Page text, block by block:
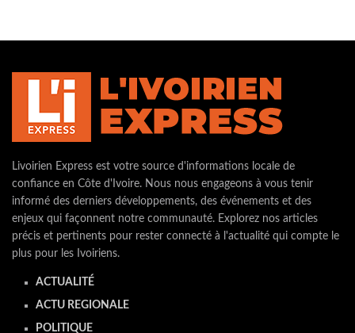
Livoirien Express est votre source d'informations locale de
confiance en Côte d'Ivoire. Nous nous engageons à vous tenir
informé des derniers développements, des événements et des
enjeux qui façonnent notre communauté. Explorez nos articles
précis et pertinents pour rester connecté à l'actualité qui compte le
plus pour les Ivoiriens.
ACTUALITÉ
ACTU REGIONALE
POLITIQUE